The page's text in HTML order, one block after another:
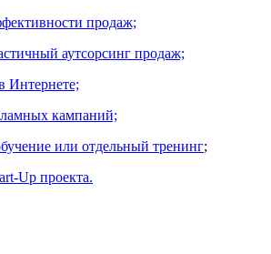
продаж;
аутсорсинг продаж;
Интернете;
кампаний;
или отдельный тренинг;
Up проекта.